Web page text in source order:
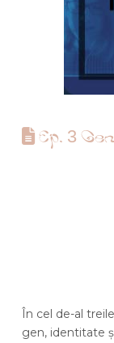
Ep. 3
În cel de-al
gen, identitate